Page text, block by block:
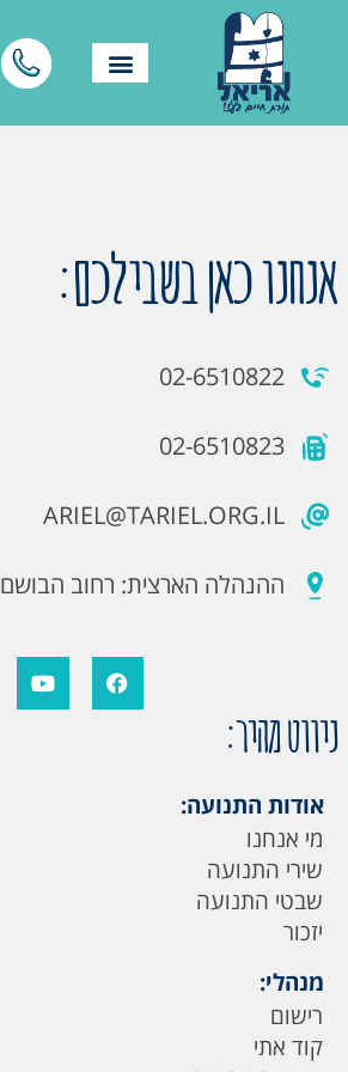
אנחנו כאן בשבילכם:
02-6510822
02-6510823
ARIEL@TARIEL.ORG.IL
ההנהלה הארצית: רחוב הבושם 11, גילה ירושלים
ניווט מהיר:
אודות התנועה:
מי אנחנו
שירי התנועה
שבטי התנועה
יזכור
מנהלי:
רישום
קוד אתי